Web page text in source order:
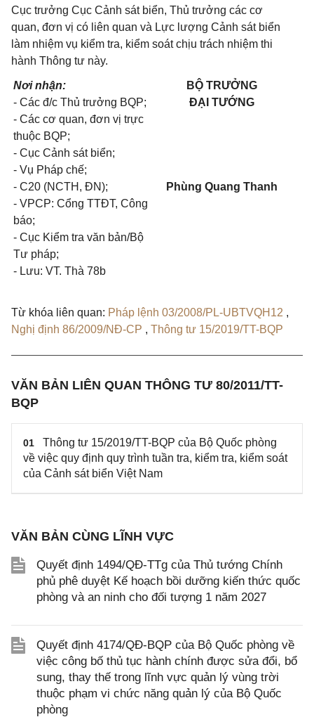
Cục trưởng Cục Cảnh sát biển, Thủ trưởng các cơ
quan, đơn vị có liên quan và Lực lượng Cảnh sát biển
làm nhiệm vụ kiểm tra, kiểm soát chịu trách nhiệm thi
hành Thông tư này.
Nơi nhận:
- Các đ/c Thủ trưởng BQP;
- Các cơ quan, đơn vị trực
thuộc BQP;
- Cục Cảnh sát biển;
- Vụ Pháp chế;
- C20 (NCTH, ĐN);
- VPCP: Cổng TTĐT, Công
báo;
- Cục Kiểm tra văn bản/Bộ
Tư pháp;
- Lưu: VT. Thà 78b
BỘ TRƯỞNG
ĐẠI TƯỚNG
Phùng Quang Thanh
Từ khóa liên quan: Pháp lệnh 03/2008/PL-UBTVQH12 ,
Nghị định 86/2009/NĐ-CP , Thông tư 15/2019/TT-BQP
VĂN BẢN LIÊN QUAN THÔNG TƯ 80/2011/TT-
BQP
01
Thông tư 15/2019/TT-BQP của Bộ Quốc phòng
về việc quy định quy trình tuần tra, kiểm tra, kiểm soát
của Cảnh sát biển Việt Nam
VĂN BẢN CÙNG LĨNH VỰC
Quyết định 1494/QĐ-TTg của Thủ tướng Chính
phủ phê duyệt Kế hoạch bồi dưỡng kiến thức quốc
phòng và an ninh cho đối tượng 1 năm 2027
Quyết định 4174/QĐ-BQP của Bộ Quốc phòng về
việc công bố thủ tục hành chính được sửa đổi, bổ
sung, thay thế trong lĩnh vực quản lý vùng trời
thuộc phạm vi chức năng quản lý của Bộ Quốc
phòng